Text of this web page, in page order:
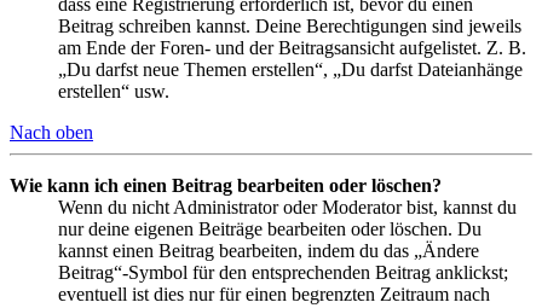
Beitrag schreiben kannst. Deine Berechtigungen sind jeweils
am Ende der Foren- und der Beitragsansicht aufgelistet. Z. B.
„Du darfst neue Themen erstellen“, „Du darfst Dateianhänge
erstellen“ usw.
Nach oben
Wie kann ich einen Beitrag bearbeiten oder löschen?
Wenn du nicht Administrator oder Moderator bist, kannst du
nur deine eigenen Beiträge bearbeiten oder löschen. Du
kannst einen Beitrag bearbeiten, indem du das „Ändere
Beitrag“-Symbol für den entsprechenden Beitrag anklickst;
eventuell ist dies nur für einen begrenzten Zeitraum nach